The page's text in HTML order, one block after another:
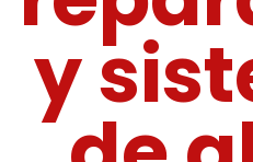
y